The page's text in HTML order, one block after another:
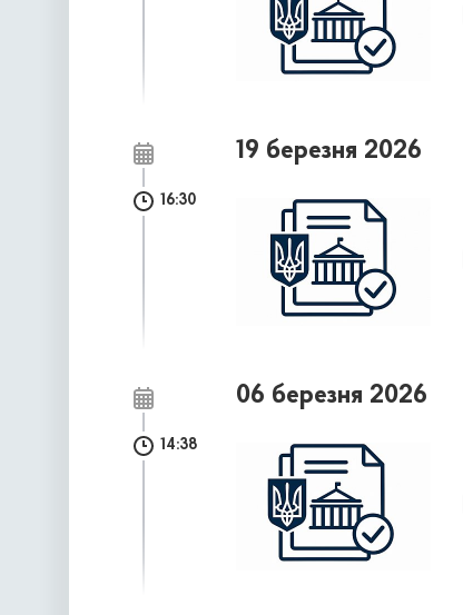
19 березня 2026
16:30
06 березня 2026
14:38